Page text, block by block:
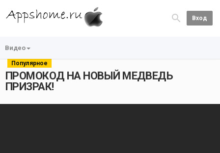
Вход
Видео
Популярное
ПРОМОКОД НА НОВЫЙ МЕДВЕДЬ
ПРИЗРАК!